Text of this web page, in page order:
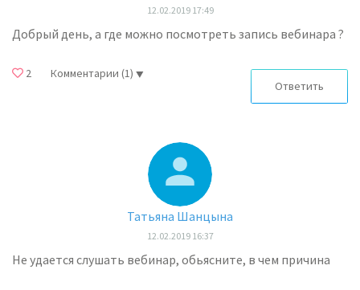
12.02.2019 17:49
Добрый день, а где можно посмотреть запись вебинара ?
2 Комментарии (1)
Ответить
Татьяна Шанцына
12.02.2019 16:37
Не удается слушать вебинар, обьясните, в чем причина